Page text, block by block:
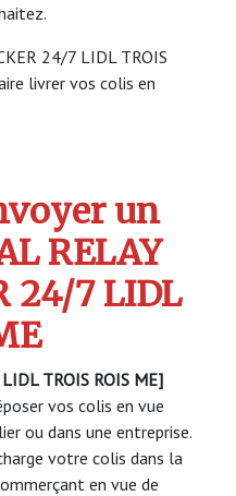
24/7 LIDL TROIS
livrer vos colis en
un
RELAY
24/7 LIDL
TROIS ROIS ME]
vos colis en vue
ou dans une entreprise.
votre colis dans la
en vue de